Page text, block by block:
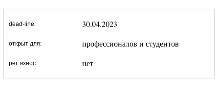
dead-line: 30.04.2023
открыт для: профессионалов и студентов
рег. взнос: нет